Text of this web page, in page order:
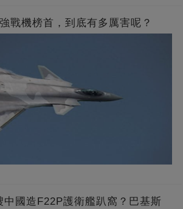
戰機榜首，到底有多厲害呢？
中國造F22P護衛艦趴窩？巴基斯